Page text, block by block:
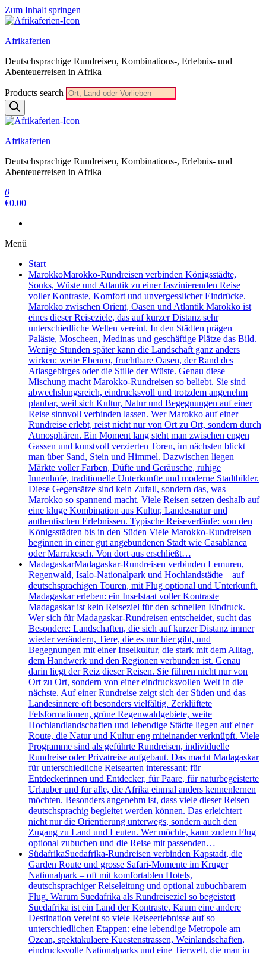
Zum Inhalt springen
Afrikaferien
Deutschsprachige Rundreisen, Kombinations-, Erlebnis- und
Abenteuerreisen in Afrika
Products search
Afrikaferien
Deutschsprachige Rundreisen, Kombinations-, Erlebnis- und
Abenteuerreisen in Afrika
0
€0.00
Menü
Start
MarokkoMarokko-Rundreisen verbinden Königsstädte,
Souks, Wüste und Atlantik zu einer faszinierenden Reise
voller Kontraste, Komfort und unvergesslicher Eindrücke.
Marokko zwischen Orient, Oasen und Atlantik Marokko ist
eines dieser Reiseziele, das auf kurzer Distanz sehr
unterschiedliche Welten vereint. In den Städten prägen
Paläste, Moscheen, Medinas und geschäftige Plätze das Bild.
Wenige Stunden später kann die Landschaft ganz anders
wirken: weite Ebenen, fruchtbare Oasen, der Rand des
Atlasgebirges oder die Stille der Wüste. Genau diese
Mischung macht Marokko-Rundreisen so beliebt. Sie sind
abwechslungsreich, eindrucksvoll und trotzdem angenehm
planbar, weil sich Kultur, Natur und Begegnungen auf einer
Reise sinnvoll verbinden lassen. Wer Marokko auf einer
Rundreise erlebt, reist nicht nur von Ort zu Ort, sondern durch
Atmosphären. Ein Moment lang steht man zwischen engen
Gassen und kunstvoll verzierten Toren, im nächsten blickt
man über Sand, Stein und Himmel. Dazwischen liegen
Märkte voller Farben, Düfte und Geräusche, ruhige
Innenhöfe, traditionelle Unterkünfte und moderne Stadtbilder.
Diese Gegensätze sind kein Zufall, sondern das, was
Marokko so spannend macht. Viele Reisen setzen deshalb auf
eine kluge Kombination aus Kultur, Landesnatur und
authentischen Erlebnissen. Typische Reiseverläufe: von den
Königsstädten bis in den Süden Viele Marokko-Rundreisen
beginnen in einer gut angebundenen Stadt wie Casablanca
oder Marrakesch. Von dort aus erschließt…
MadagaskarMadagaskar-Rundreisen verbinden Lemuren,
Regenwald, Isalo-Nationalpark und Hochlandstädte – auf
deutschsprachigen Touren, mit Flug optional und Unterkunft.
Madagaskar erleben: ein Inselstaat voller Kontraste
Madagaskar ist kein Reiseziel für den schnellen Eindruck.
Wer sich für Madagaskar-Rundreisen entscheidet, sucht das
Besondere: Landschaften, die sich auf kurzer Distanz immer
wieder verändern, Tiere, die es nur hier gibt, und
Begegnungen mit einer Inselkultur, die stark mit dem Alltag,
dem Handwerk und den Regionen verbunden ist. Genau
darin liegt der Reiz dieser Reisen. Sie führen nicht nur von
Ort zu Ort, sondern von einer eindrucksvollen Welt in die
nächste. Auf einer Rundreise zeigt sich der Süden und das
Landesinnere oft besonders vielfältig. Zerklüftete
Felsformationen, grüne Regenwaldgebiete, weite
Hochlandlandschaften und lebendige Städte liegen auf einer
Route, die Natur und Kultur eng miteinander verknüpft. Viele
Programme sind als geführte Rundreisen, individuelle
Rundreise oder Privatreise aufgebaut. Das macht Madagaskar
für unterschiedliche Reisearten interessant: für
Entdeckerinnen und Entdecker, für Paare, für naturbegeisterte
Urlauber und für alle, die Afrika einmal anders kennenlernen
möchten. Besonders angenehm ist, dass viele dieser Reisen
deutschsprachig begleitet werden können. Das erleichtert
nicht nur die Orientierung unterwegs, sondern auch den
Zugang zu Land und Leuten. Wer möchte, kann zudem Flug
optional zubuchen und die Reise mit passenden…
SüdafrikaSuedafrika-Rundreisen verbinden Kapstadt, die
Garden Route und grosse Safari-Momente im Kruger
Nationalpark – oft mit komfortablen Hotels,
deutschsprachiger Reiseleitung und optional zubuchbarem
Flug. Warum Suedafrika als Rundreiseziel so begeistert
Suedafrika ist ein Land der Kontraste. Kaum eine andere
Destination vereint so viele Reiseerlebnisse auf so
unterschiedlichen Etappen: eine lebendige Metropole am
Ozean, spektakulaere Kuestenstrassen, Weinlandschaften,
eindrucksvolle Nationalparks und eine Tierwelt, die man in